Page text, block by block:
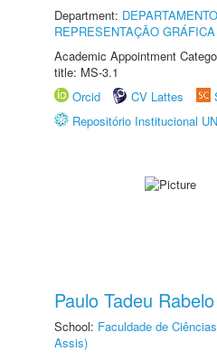
Department:
REPRESENTAÇÃO GRÁFICA
Academic Appointment
title: MS-3.1
Orcid
CV Lattes
Repositório Institucional
Paulo Tadeu
School: Faculdade de
Assis)